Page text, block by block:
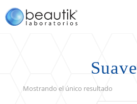
Suave
Mostrando el único resultado